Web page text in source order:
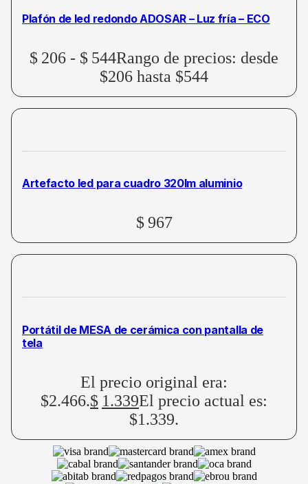
Plafón de led redondo ADOSAR – Luz fría – ECO
$ 206 - $ 544Rango de precios: desde
$206 hasta $544
Artefacto led para cuadro 320lm aluminio
$ 967
Portátil de MESA de cerámica con pantalla de
tela
El precio original era:
$2.466.$ 1.339El precio actual es:
$1.339.